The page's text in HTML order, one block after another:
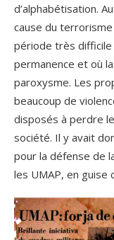
d’alphabétisation.
cause du terrorisme
période très
permanence et où
paroxysme. Les
beaucoup de
disposés à perdre
société. Il y avait
pour la défense de
les UMAP, en guise